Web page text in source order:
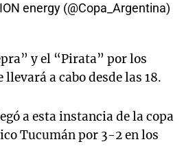
energy (@Copa_Argentina)
y el “Pirata” por los
a cabo desde las 18.
a esta instancia de la copa
Tucumán por 3-2 en los